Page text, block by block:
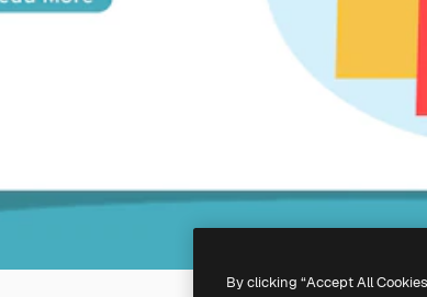
By clicking “Accept All